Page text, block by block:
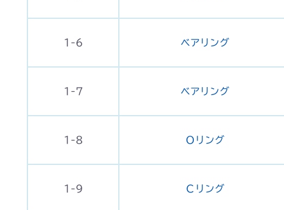
1-6 ベアリング
1-7 ベアリング
1-8 Ｏリング
1-9 Ｃリング